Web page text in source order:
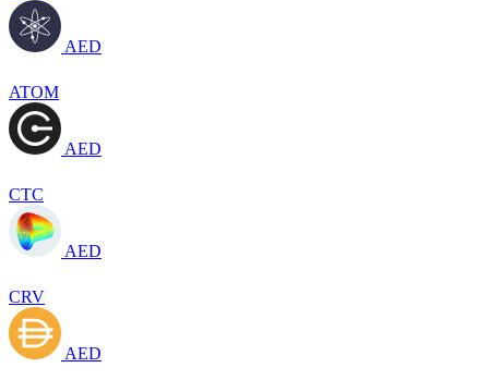
AED
ATOM
AED
CTC
AED
CRV
AED